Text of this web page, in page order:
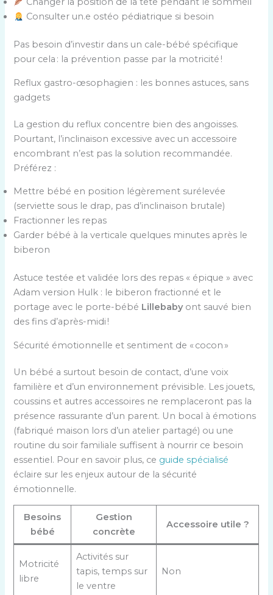
Consulter un.e ostéo pédiatrique si besoin
Pas besoin d’investir dans un cale-bébé spécifique
pour cela : la prévention passe par la motricité !
Reflux gastro-œsophagien : les bonnes astuces, sans
gadgets
La gestion du reflux concentre bien des angoisses.
Pourtant, l’inclinaison excessive avec un accessoire
encombrant n’est pas la solution recommandée.
Préférez :
Mettre bébé en position légèrement surélevée
(serviette sous le drap, pas d’inclinaison brutale)
Fractionner les repas
Garder bébé à la verticale quelques minutes après le
biberon
Astuce testée et validée lors des repas « épique » avec
Adam version Hulk : le biberon fractionné et le
portage avec le porte-bébé Lillebabyont sauvé bien
des fins d’après-midi !
Sécurité émotionnelle et sentiment de « cocon »
Un bébé a surtout besoin de contact, d’une voix
familière et d’un environnement prévisible. Les jouets,
coussins et autres accessoires ne remplaceront pas la
présence rassurante d’un parent. Un bocal à émotions
(fabriqué maison lors d’un atelier partagé) ou une
routine du soir familiale suffisent à nourrir ce besoin
essentiel. Pour en savoir plus, ce guide spécialisé
éclaire sur les enjeux autour de la sécurité
émotionnelle.
Besoins
bébé
Gestion
concrète
Accessoire utile ?
Motricité
libre
Activités sur
tapis, temps sur
le ventre
Non